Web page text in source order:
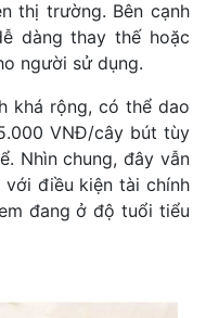
thị trường. Bên cạnh
dàng thay thế hoặc
người sử dụng.
khá rộng, có thể dao
VNĐ/cây bút tùy
Nhìn chung, đây vẫn
điều kiện tài chính
đang ở độ tuổi tiểu